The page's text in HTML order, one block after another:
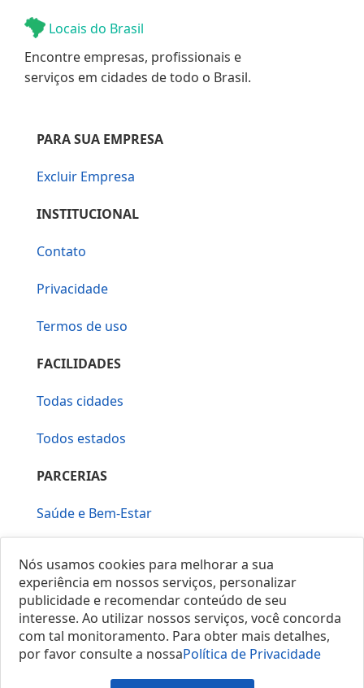
Locais do Brasil
Encontre empresas, profissionais e
serviços em cidades de todo o Brasil.
PARA SUA EMPRESA
Excluir Empresa
INSTITUCIONAL
Contato
Privacidade
Termos de uso
FACILIDADES
Todas cidades
Todos estados
PARCERIAS
Saúde e Bem-Estar
Nós usamos cookies para melhorar a sua
experiência em nossos serviços, personalizar
publicidade e recomendar conteúdo de seu
interesse. Ao utilizar nossos serviços, você concorda
com tal monitoramento. Para obter mais detalhes,
por favor consulte a nossaPolítica de Privacidade